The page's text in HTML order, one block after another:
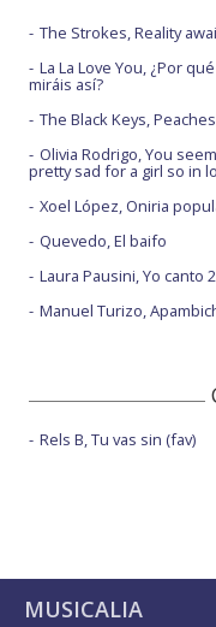
The Strokes, Reality
La La Love You, ¿Por
miráis así?
The Black Keys,
Olivia Rodrigo, You seem
pretty sad for a girl so in
Xoel López, Oniria
Quevedo, El baifo
Laura Pausini, Yo canto 2
Manuel Turizo,
Rels B, Tu vas sin (fav)
MUSICALIA